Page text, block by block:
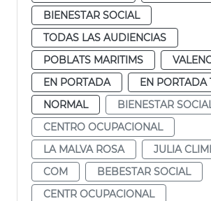
BIENESTAR SOCIAL
TODAS LAS AUDIENCIAS
POBLATS MARITIMS
EN PORTADA
EN PORTADA
NORMAL
BIENESTAR
CENTRO OCUPACIONAL
LA MALVA ROSA
JULIA
COM
BEBESTAR SOCIAL
CENTR OCUPACIONAL